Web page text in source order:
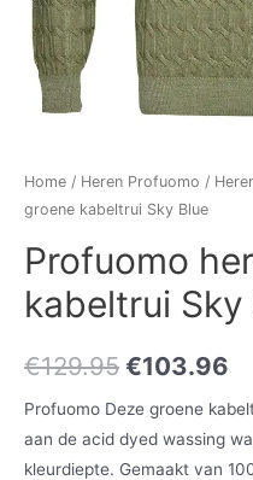
Home / Heren Profuomo /
groene kabeltrui Sky Blue
Profuomo
kabeltrui Sky
€129.95 €103.96
Profuomo Deze groene
aan de acid dyed wassing
kleurdiepte. Gemaakt van